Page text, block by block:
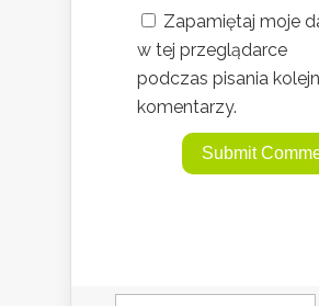
Zapamiętaj moje
w tej przeglądarce
podczas pisania
komentarzy.
Szukaj: